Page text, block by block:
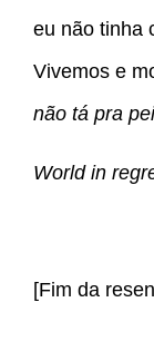
eu não tinha
Vivemos e
não tá pra
World in
[Fim da